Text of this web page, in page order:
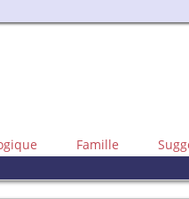
Famille